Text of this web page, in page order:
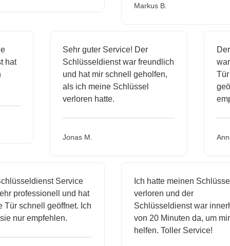
Markus B.
hat
Sehr guter Service! Der
Schlüsseldienst war freundlich
und hat mir schnell geholfen,
als ich meine Schlüssel
verloren hatte.
Jonas M.
Service
professionell und hat
schnell geöffnet. Ich
nur empfehlen.
Ich hatte meinen Schlüssel
verloren und der
Schlüsseldienst war
von 20 Minuten da, um mir
helfen. Toller Service!